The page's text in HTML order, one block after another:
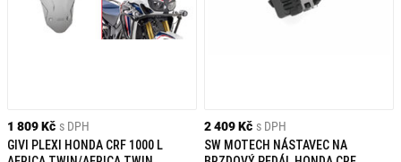
1 809 Kč s DPH
GIVI PLEXI HONDA CRF 1000 L
2 409 Kč s DPH
SW MOTECH NÁSTAVEC NA